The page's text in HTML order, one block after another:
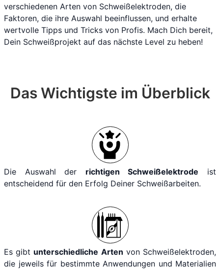
verschiedenen Arten von Schweißelektroden, die
Faktoren, die ihre Auswahl beeinflussen, und erhalte
wertvolle Tipps und Tricks von Profis. Mach Dich bereit,
Dein Schweißprojekt auf das nächste Level zu heben!
Das Wichtigste im Überblick
Die Auswahl der richtigen Schweißelektrode ist
entscheidend für den Erfolg Deiner Schweißarbeiten.
Es gibt unterschiedliche Arten von Schweißelektroden,
die jeweils für bestimmte Anwendungen und Materialien